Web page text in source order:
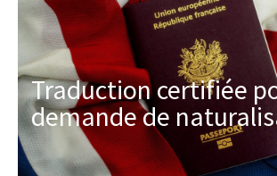
Traduction certifiée
demande de